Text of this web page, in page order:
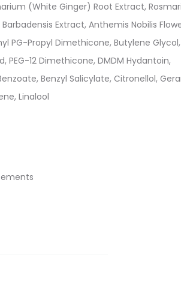
(White Ginger) Root Extract,
Extract, Anthemis Nobilis
PG-Propyl Dimethicone, Butylene Glycol,
12 Dimethicone, DMDM Hydantoin,
Benzyl Salicylate, Citronellol,
Linalool